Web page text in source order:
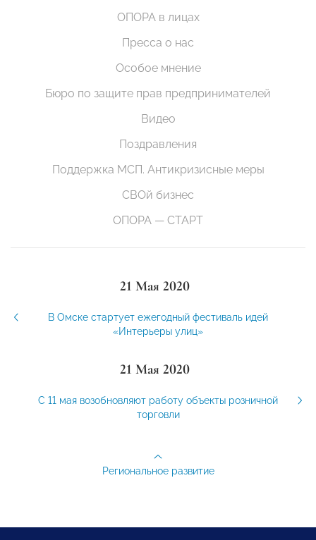
ОПОРА в лицах
Пресса о нас
Особое мнение
Бюро по защите прав предпринимателей
Видео
Поздравления
Поддержка МСП. Антикризисные меры
СВОй бизнес
ОПОРА — СТАРТ
21 Мая 2020
В Омске стартует ежегодный фестиваль идей
«Интерьеры улиц»
21 Мая 2020
С 11 мая возобновляют работу объекты розничной
торговли
Региональное развитие